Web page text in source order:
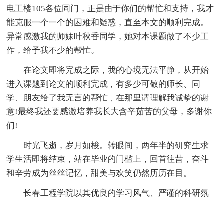
电工楼105各位同门，正是由于你们的帮忙和支持，我才
能克服一个一个的困难和疑惑，直至本文的顺利完成。
异常感激我的师妹叶秋香同学，她对本课题做了不少工
作，给予我不少的帮忙。
在论文即将完成之际，我的心境无法平静，从开始
进入课题到论文的顺利完成，有多少可敬的师长、同
学、朋友给了我无言的帮忙，在那里请理解我诚挚的谢
意!最终我还要感激培养我长大含辛茹苦的父母，多谢你
们!
时光飞逝，岁月如梭。转眼间，两年半的研究生求
学生活即将结束，站在毕业的门槛上，回首往昔，奋斗
和辛劳成为丝丝记忆，甜美与欢笑仍然历历在目。
长春工程学院以其优良的学习风气、严谨的科研氛